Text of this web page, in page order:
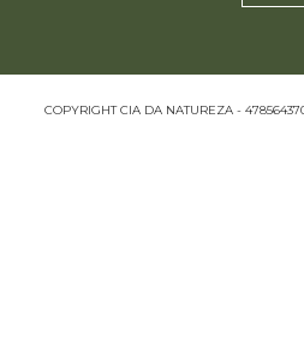
COPYRIGHT CIA DA NATUREZA -